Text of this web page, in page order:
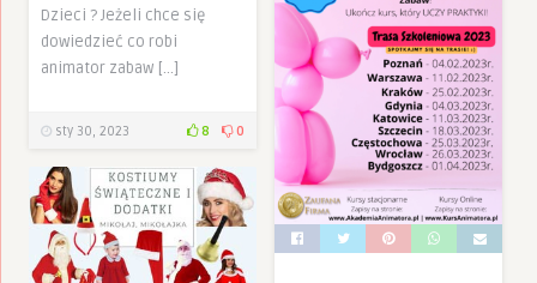
Dzieci ? Jeżeli chce się
dowiedzieć co robi
animator zabaw […]
sty 30, 2023 8 0